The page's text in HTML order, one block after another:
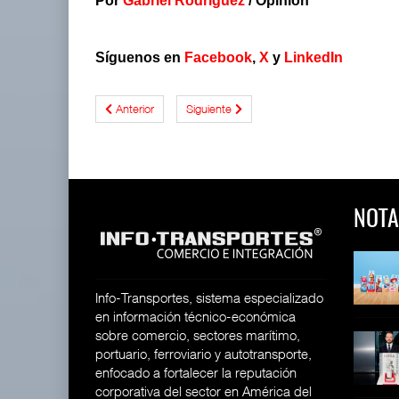
Síguenos en Facebook, X y LinkedIn
Anterior Siguiente
Info-Transportes, sistema especializado
en información técnico-económica
sobre comercio, sectores marítimo,
portuario, ferroviario y autotransporte,
enfocado a fortalecer la reputación
corporativa del sector en América del
Lala Yomi® y Toy Story
Industria tequilera presenta
l
28 JUL 2026
Toyota GR Yaris Aero
MG GO! y MG Cyber
Concept: Los
21 JUL 2026